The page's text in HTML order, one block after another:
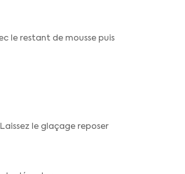
le restant de mousse puis
le glaçage reposer